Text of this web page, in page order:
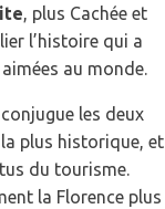
, plus Cachée et
l’histoire qui a
au monde.
les deux
plus historique, et
du tourisme.
la Florence plus